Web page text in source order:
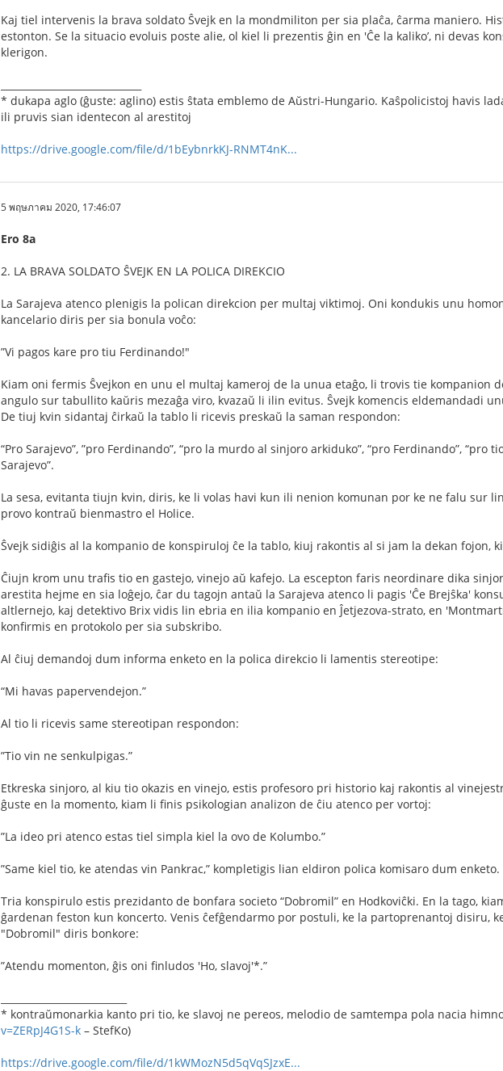
Kaj tiel intervenis la brava soldato Ŝvejk en la mondmiliton per sia plaĉa, ĉarma maniero.
estonton. Se la situacio evoluis poste alie, ol kiel li prezentis ĝin en 'Ĉe la kaliko’, ni devas
klerigon.
* dukapa aglo (ĝuste: aglino) estis ŝtata emblemo de Aŭstri-Hungario. Kaŝpolicistoj havis
ili pruvis sian identecon al arestitoj
https://drive.google.com/file/d/1bEybnrkKJ-RNMT4nK...
5 พฤษภาคม 2020, 17:46:07
Ero 8a
2. LA BRAVA SOLDATO ŜVEJK EN LA POLICA DIREKCIO
La Sarajeva atenco plenigis la polican direkcion per multaj viktimoj. Oni kondukis unu
kancelario diris per sia bonula voĉo:
”Vi pagos kare pro tiu Ferdinando!"
Kiam oni fermis Ŝvejkon en unu el multaj kameroj de la unua etaĝo, li trovis tie kompanion
angulo sur tabullito kaŭris mezaĝa viro, kvazaŭ li ilin evitus. Ŝvejk komencis eldemandadi
De tiuj kvin sidantaj ĉirkaŭ la tablo li ricevis preskaŭ la saman respondon:
“Pro Sarajevo”, ”pro Ferdinando”, “pro la murdo al sinjoro arkiduko”, “pro Ferdinando”,
Sarajevo”.
La sesa, evitanta tiujn kvin, diris, ke li volas havi kun ili nenion komunan por ke ne falu sur
provo kontraŭ bienmastro el Holice.
Ŝvejk sidiĝis al la kompanio de konspiruloj ĉe la tablo, kiuj rakontis al si jam la dekan fojon,
Ĉiujn krom unu traﬁs tio en gastejo, vinejo aŭ kafejo. La escepton faris neordinare dika
arestita hejme en sia loĝejo, ĉar du tagojn antaŭ la Sarajeva atenco li pagis 'Ĉe Brejŝka'
altlernejo, kaj detektivo Brix vidis lin ebria en ilia kompanio en Ĵetjezova-strato, en
konﬁrmis en protokolo per sia subskribo.
Al ĉiuj demandoj dum informa enketo en la polica direkcio li lamentis stereotipe:
“Mi havas papervendejon.”
Al tio li ricevis same stereotipan respondon:
”Tio vin ne senkulpigas.”
Etkreska sinjoro, al kiu tio okazis en vinejo, estis profesoro pri historio kaj rakontis al
ĝuste en la momento, kiam li ﬁnis psikologian analizon de ĉiu atenco per vortoj:
”La ideo pri atenco estas tiel simpla kiel la ovo de Kolumbo.”
”Same kiel tio, ke atendas vin Pankrac,” kompletigis lian eldiron polica komisaro dum enketo.
Tria konspirulo estis prezidanto de bonfara societo “Dobromil” en Hodkoviĉki. En la tago,
ĝardenan feston kun koncerto. Venis ĉefĝendarmo por postuli, ke la partoprenantoj disiru,
"Dobromil" diris bonkore:
”Atendu momenton, ĝis oni ﬁnludos 'Ho, slavoj'*.”
* kontraŭmonarkia kanto pri tio, ke slavoj ne pereos, melodio de samtempa pola nacia
v=ZERpJ4G1S-k – StefKo)
https://drive.google.com/file/d/1kWMozN5d5qVqSJzxE...